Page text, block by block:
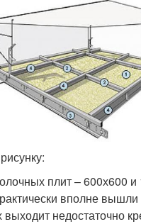
плит – 600х600
вполне вышли
выходит недостаточно